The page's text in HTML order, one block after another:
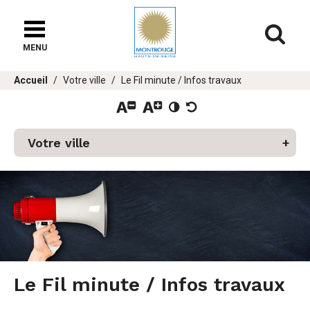
chat
MENU
Vous
Accueil Votre ville Le Fil minute / Infos travaux
Votre ville
Le Fil minute / Infos travaux